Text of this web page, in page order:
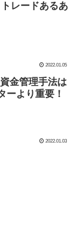
レードあるあ
2022.01.05
金管理手法は
ーより重要！
2022.01.03